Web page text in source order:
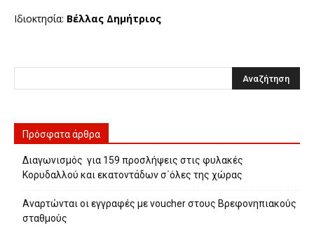
Ιδιοκτησία: Βέλλας Δημήτριος
Πρόσφατα άρθρα
Διαγωνισμός για 159 προσλήψεις στις φυλακές
Κορυδαλλού και εκατοντάδων σ΄όλες της χώρας
Αναρτώνται οι εγγραφές με voucher στους Βρεφονηπιακούς
σταθμούς